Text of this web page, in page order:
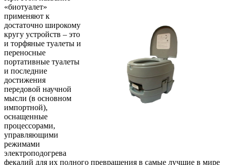
«биотуалет»
применяют к
достаточно широкому
кругу устройств – это
и торфяные туалеты и
переносные
портативные туалеты
и последние
достижения
передовой научной
мысли (в основном
импортной),
оснащенные
процессорами,
управляющими
режимами
электроподогрева
фекалий для их полного превращения в самые лучшие в мире